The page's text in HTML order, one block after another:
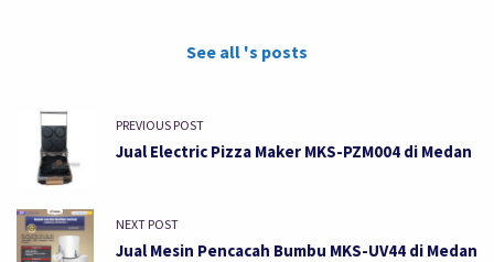
See all 's posts
PREVIOUS POST
Jual Electric Pizza Maker MKS-PZM004 di Medan
NEXT POST
Jual Mesin Pencacah Bumbu MKS-UV44 di Medan